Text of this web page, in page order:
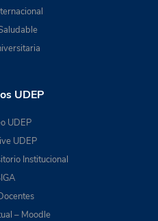
UDEP
UDEP
UDEP
Institucional
– Moodle